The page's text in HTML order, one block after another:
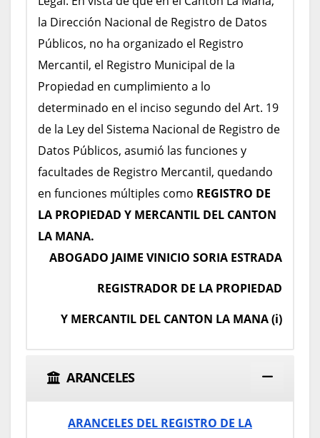
la Dirección Nacional de Registro de Datos
Públicos, no ha organizado el Registro
Mercantil, el Registro Municipal de la
Propiedad en cumplimiento a lo
determinado en el inciso segundo del Art. 19
de la Ley del Sistema Nacional de Registro de
Datos Públicos, asumió las funciones y
facultades de Registro Mercantil, quedando
en funciones múltiples como REGISTRO DE
LA PROPIEDAD Y MERCANTIL DEL CANTON
LA MANA.
ABOGADO JAIME VINICIO SORIA ESTRADA
REGISTRADOR DE LA PROPIEDAD
Y MERCANTIL DEL CANTON LA MANA (i)
ARANCELES
ARANCELES DEL REGISTRO DE LA